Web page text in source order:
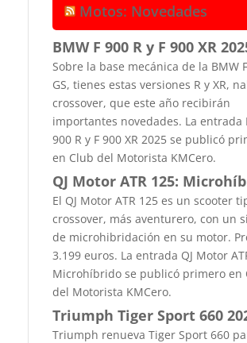
Motos: Novedades
BMW F 900 R y F 900 XR
Sobre la base mecánica de la BMW
GS, tienes estas versiones R y XR,
crossover, que este año recibirán
importantes novedades. La entrada
900 R y F 900 XR 2025 se publicó
en Club del Motorista KMCero.
QJ Motor ATR 125:
El QJ Motor ATR 125 es un scooter
crossover, más aventurero, con un
de microhibridación en su motor.
3.199 euros. La entrada QJ Motor
Microhíbrido se publicó primero en
del Motorista KMCero.
Triumph Tiger Sport 660
Triumph renueva Tiger Sport 660